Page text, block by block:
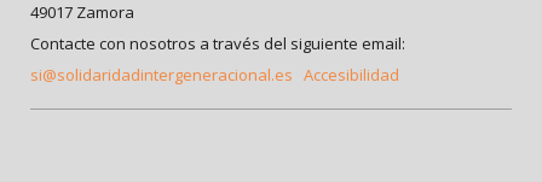
49017 Zamora
Contacte con nosotros a través del siguiente email:
si@solidaridadintergeneracional.es Accesibilidad